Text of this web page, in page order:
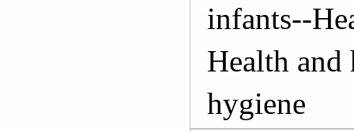
infants--
Health
hygiene